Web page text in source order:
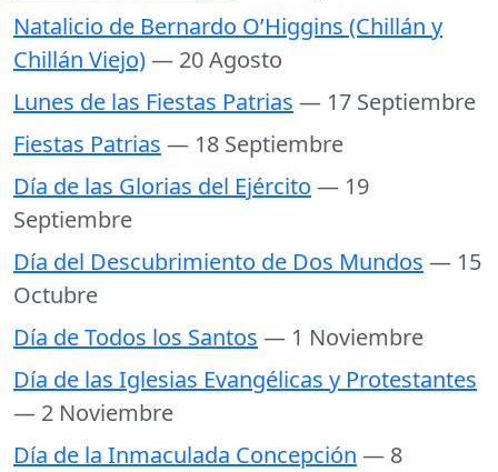
Natalicio de Bernardo O’Higgins (Chillán y
Chillán Viejo)— 20 Agosto
Lunes de las Fiestas Patrias — 17 Septiembre
Fiestas Patrias — 18 Septiembre
Día de las Glorias del Ejército — 19
Septiembre
Día del Descubrimiento de Dos Mundos — 15
Octubre
Día de Todos los Santos — 1 Noviembre
Día de las Iglesias Evangélicas y Protestantes
— 2 Noviembre
Día de la Inmaculada Concepción — 8